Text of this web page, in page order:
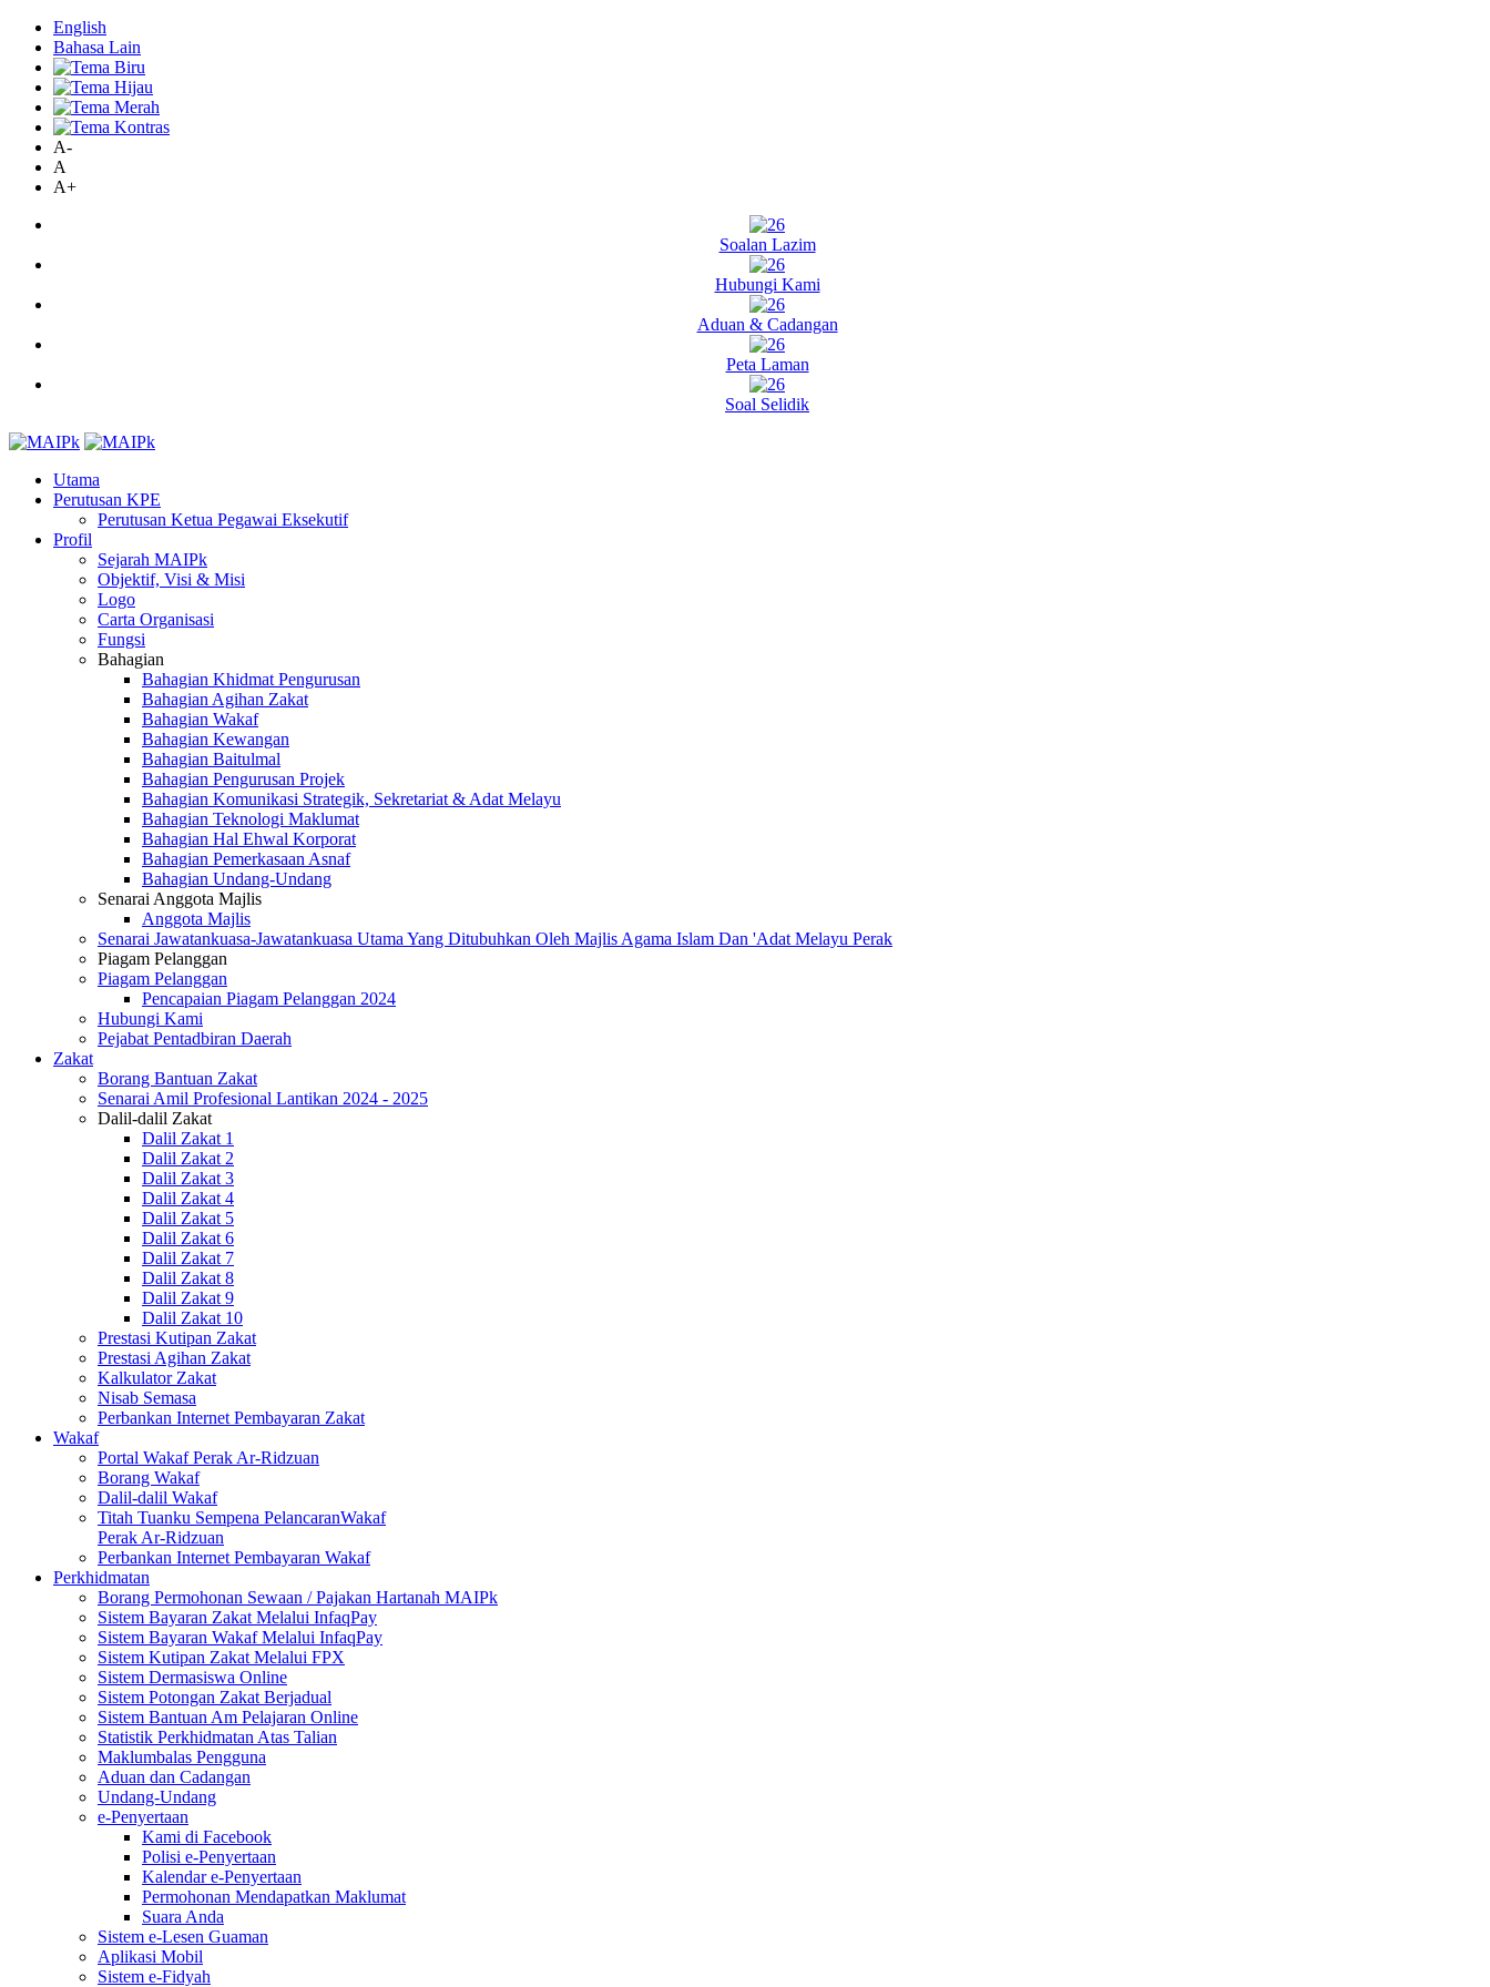
English
Bahasa Lain
A-
A
A+
Soalan Lazim
Hubungi Kami
Aduan & Cadangan
Peta Laman
Soal Selidik
Utama
Perutusan KPE
Perutusan Ketua Pegawai Eksekutif
Profil
Sejarah MAIPk
Objektif, Visi & Misi
Logo
Carta Organisasi
Fungsi
Bahagian
Bahagian Khidmat Pengurusan
Bahagian Agihan Zakat
Bahagian Wakaf
Bahagian Kewangan
Bahagian Baitulmal
Bahagian Pengurusan Projek
Bahagian Komunikasi Strategik, Sekretariat & Adat Melayu
Bahagian Teknologi Maklumat
Bahagian Hal Ehwal Korporat
Bahagian Pemerkasaan Asnaf
Bahagian Undang-Undang
Senarai Anggota Majlis
Anggota Majlis
Senarai Jawatankuasa-Jawatankuasa Utama Yang Ditubuhkan Oleh Majlis Agama Islam Dan 'Adat Melayu Perak
Piagam Pelanggan
Piagam Pelanggan
Pencapaian Piagam Pelanggan 2024
Hubungi Kami
Pejabat Pentadbiran Daerah
Zakat
Borang Bantuan Zakat
Senarai Amil Profesional Lantikan 2024 - 2025
Dalil-dalil Zakat
Dalil Zakat 1
Dalil Zakat 2
Dalil Zakat 3
Dalil Zakat 4
Dalil Zakat 5
Dalil Zakat 6
Dalil Zakat 7
Dalil Zakat 8
Dalil Zakat 9
Dalil Zakat 10
Prestasi Kutipan Zakat
Prestasi Agihan Zakat
Kalkulator Zakat
Nisab Semasa
Perbankan Internet Pembayaran Zakat
Wakaf
Portal Wakaf Perak Ar-Ridzuan
Borang Wakaf
Dalil-dalil Wakaf
Titah Tuanku Sempena PelancaranWakaf
Perak Ar-Ridzuan
Perbankan Internet Pembayaran Wakaf
Perkhidmatan
Borang Permohonan Sewaan / Pajakan Hartanah MAIPk
Sistem Bayaran Zakat Melalui InfaqPay
Sistem Bayaran Wakaf Melalui InfaqPay
Sistem Kutipan Zakat Melalui FPX
Sistem Dermasiswa Online
Sistem Potongan Zakat Berjadual
Sistem Bantuan Am Pelajaran Online
Statistik Perkhidmatan Atas Talian
Maklumbalas Pengguna
Aduan dan Cadangan
Undang-Undang
e-Penyertaan
Kami di Facebook
Polisi e-Penyertaan
Kalendar e-Penyertaan
Permohonan Mendapatkan Maklumat
Suara Anda
Sistem e-Lesen Guaman
Aplikasi Mobil
Sistem e-Fidyah